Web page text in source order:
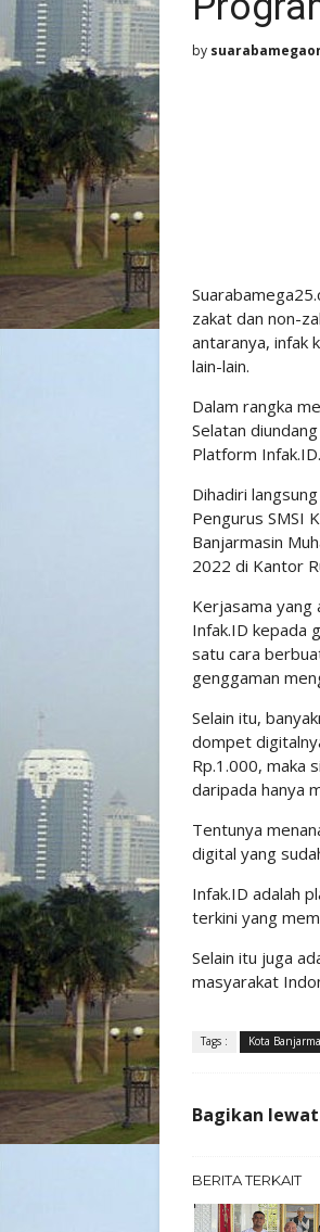
by
zakat dan non-
antaranya, infak
lain-lain.
Dalam rangka
Selatan
Platform Infak.ID.
Dihadiri
Pengurus SMSI
Banjarmasin
2022 di Kantor
Kerjasama yang
Infak.ID kepada
satu cara
genggaman
Selain itu,
dompet
Rp.1.000, maka
daripada hanya
Tentunya
digital yang
Infak.ID adalah
terkini yang
Selain itu juga
masyarakat
Tags : Kota
Bagikan lewat
BERITA TERKAIT